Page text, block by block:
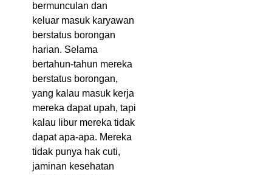
bermunculan dan
keluar masuk karyawan
berstatus borongan
harian. Selama
bertahun-tahun mereka
berstatus borongan,
yang kalau masuk kerja
mereka dapat upah, tapi
kalau libur mereka tidak
dapat apa-apa. Mereka
tidak punya hak cuti,
jaminan kesehatan